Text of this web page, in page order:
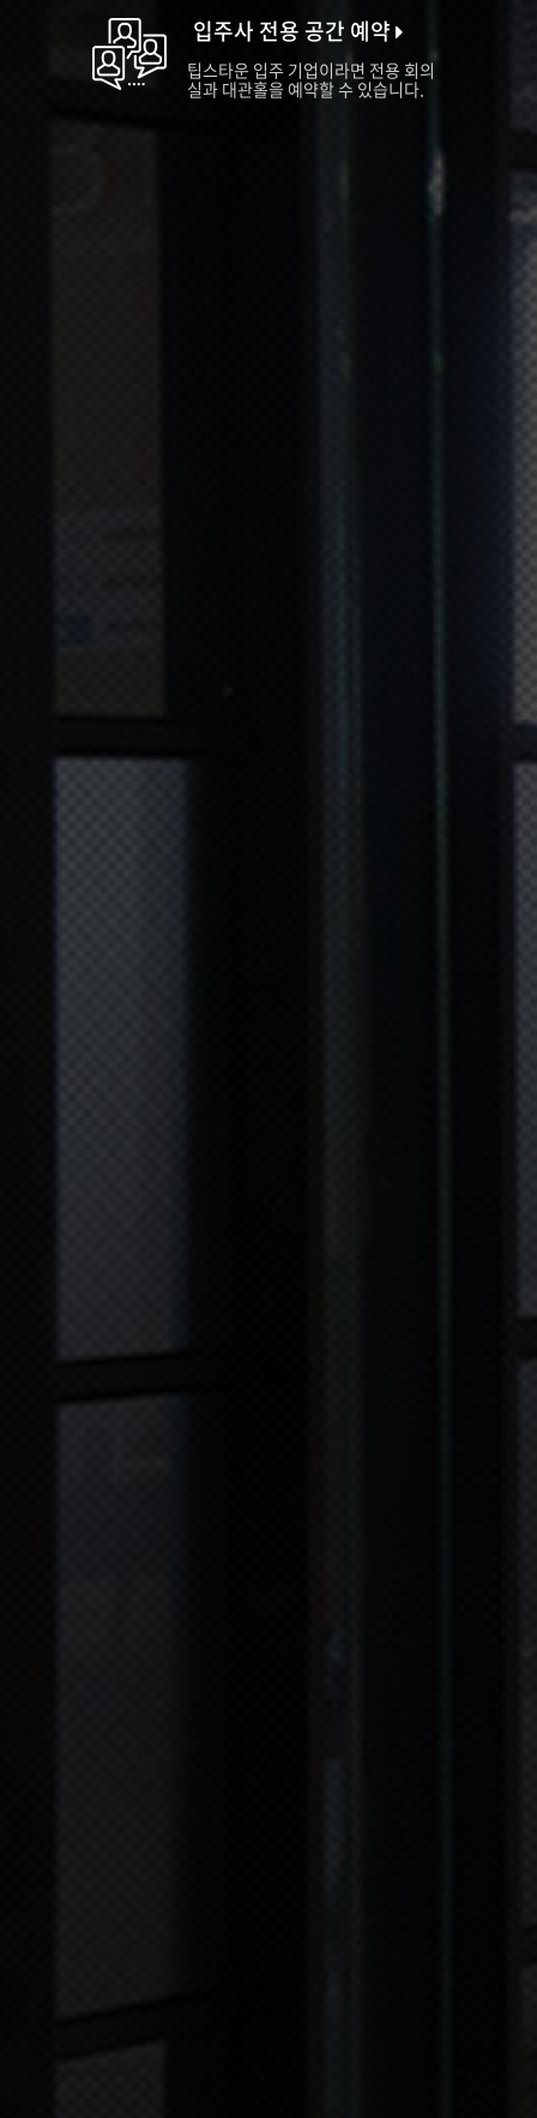
입주사 전용 공간 예약
팁스타운 입주 기업이라면 전용 회의
실과 대관홀을 예약할 수 있습니다.